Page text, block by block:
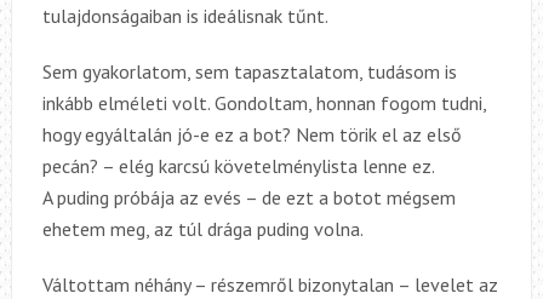
tulajdonságaiban is ideálisnak tűnt.
Sem gyakorlatom, sem tapasztalatom, tudásom is
inkább elméleti volt. Gondoltam, honnan fogom tudni,
hogy egyáltalán jó-e ez a bot? Nem törik el az első
pecán? – elég karcsú követelménylista lenne ez.
A puding próbája az evés – de ezt a botot mégsem
ehetem meg, az túl drága puding volna.
Váltottam néhány – részemről bizonytalan – levelet az